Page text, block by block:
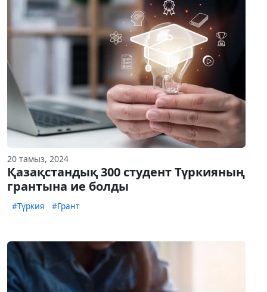
20 тамыз, 2024
Қазақстандық 300 студент Түркияның
грантына ие болды
#Түркия #Грант